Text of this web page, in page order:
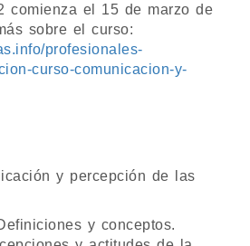
comienza el 15 de marzo de
sobre el curso:
profesionales-
curso-comunicacion-y-
y percepción de las
y conceptos.